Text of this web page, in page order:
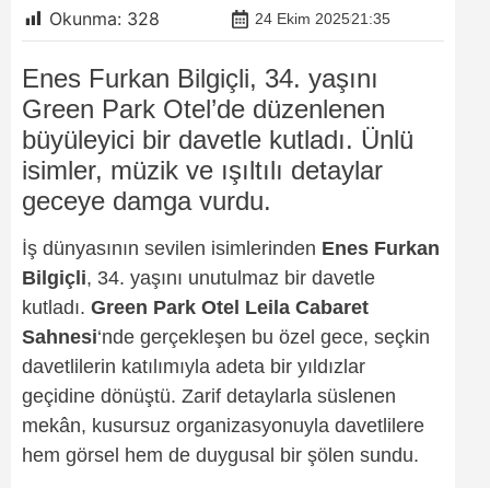
Okunma: 328 24 Ekim 202521:35
Enes Furkan Bilgiçli, 34. yaşını
Green Park Otel’de düzenlenen
büyüleyici bir davetle kutladı. Ünlü
isimler, müzik ve ışıltılı detaylar
geceye damga vurdu.
İş dünyasının sevilen isimlerinden Enes Furkan
Bilgiçli, 34. yaşını unutulmaz bir davetle
kutladı. Green Park Otel Leila Cabaret
Sahnesi‘nde gerçekleşen bu özel gece, seçkin
davetlilerin katılımıyla adeta bir yıldızlar
geçidine dönüştü. Zarif detaylarla süslenen
mekân, kusursuz organizasyonuyla davetlilere
hem görsel hem de duygusal bir şölen sundu.